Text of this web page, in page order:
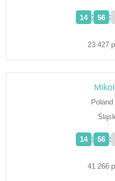
14 : 56 :
23 427
Poland
14 : 56 :
41 266